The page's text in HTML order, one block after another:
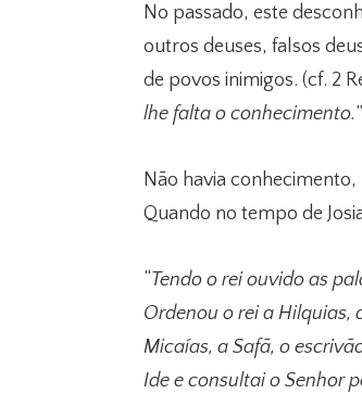
No passado, este
outros deuses, falsos
de povos inimigos. (cf. 2
lhe falta o conhecimento.
Não havia
Quando no tempo de
“ Tendo o rei ouvido as
Ordenou o rei a Hilquias,
Micaías, a Safã, o
Ide e consultai o Senhor